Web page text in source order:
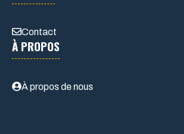
Contact
À PROPOS
À propos de nous